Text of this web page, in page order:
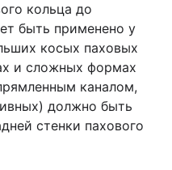
кольца до
быть применено у
косых паховых
и сложных формах
каналом,
должно быть
стенки пахового